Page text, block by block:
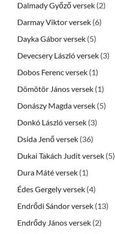
Dalmady Győző versek (2)
Darmay Viktor versek (6)
Dayka Gábor versek (5)
Devecsery László versek (3)
Dobos Ferenc versek (1)
Dömötör János versek (1)
Donászy Magda versek (5)
Donkó László versek (3)
Dsida Jenő versek (36)
Dukai Takách Judit versek (5)
Dura Máté versek (1)
Édes Gergely versek (4)
Endrődi Sándor versek (13)
Endrődy János versek (2)